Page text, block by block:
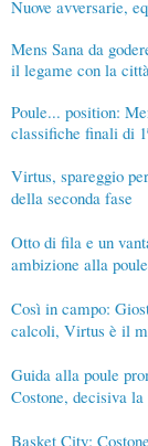
Nuove avversarie,
Mens Sana da
il legame con la
Poule... position:
classifiche finali di
Virtus, spareggio
della seconda fase
Otto di fila e un
ambizione alla
Così in campo:
calcoli, Virtus è il
Guida alla poule
Costone, decisiva
Basket City: